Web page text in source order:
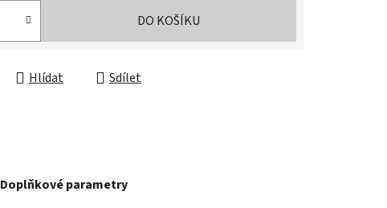
DO KOŠÍKU
Hlídat Sdílet
Doplňkové parametry